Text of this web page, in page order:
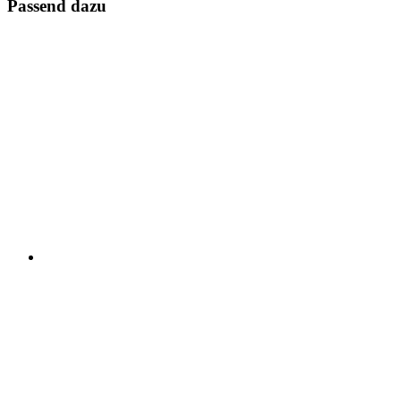
Passend dazu